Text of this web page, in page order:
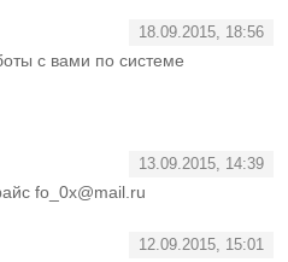
18.09.2015, 18:56
с вами по системе
13.09.2015, 14:39
fo_0x@mail.ru
12.09.2015, 15:01